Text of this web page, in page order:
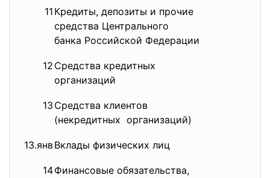
11 Кредиты, депозиты и прочие
средства Центрального
банка Российской Федерации
12 Средства кредитных
организаций
13 Средства клиентов
(некредитных организаций)
13.янвВклады физических лиц
14Финансовые обязательства,